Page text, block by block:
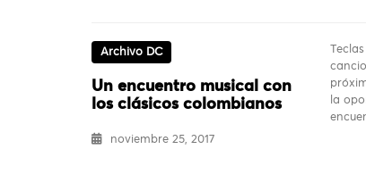
Archivo DC
Un encuentro musical con
los clásicos colombianos
noviembre 25, 2017
la